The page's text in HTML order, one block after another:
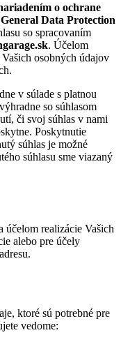
o ochrane
Data Protection
so spracovaním
. Účelom
osobných údajov
v súlade s platnou
so súhlasom
či svoj súhlas v nami
Poskytnutie
súhlas je možné
súhlasu sme viazaný
účelom realizácie Vašich
alebo pre účely
ktoré sú potrebné pre
vedome: